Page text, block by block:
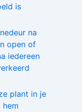
is
na
open of
iedereen
plant in je
hem